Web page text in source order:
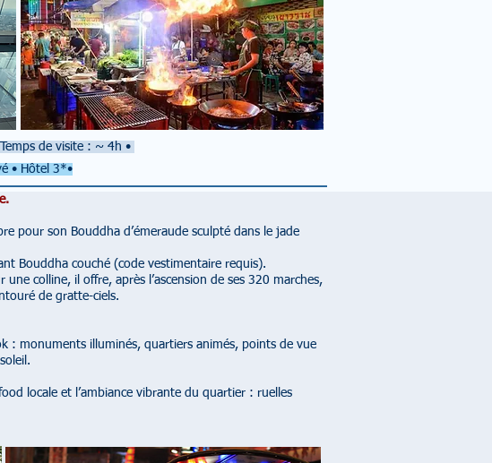
Temps de visite : ~ 4h •
• Hôtel 3*•
pour son Bouddha d’émeraude sculpté dans le jade
Bouddha couché (code vestimentaire requis).
colline, il offre, après l’ascension de ses 320 marches,
de gratte-ciels.
: monuments illuminés, quartiers animés, points de vue
locale et l’ambiance vibrante du quartier : ruelles